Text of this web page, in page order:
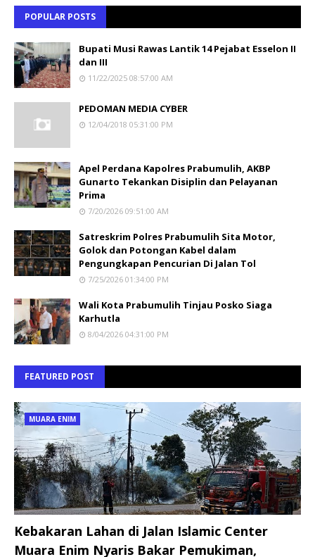
POPULAR POSTS
Bupati Musi Rawas Lantik 14 Pejabat Esselon II
dan III
11/22/2025 08:57:00 AM
PEDOMAN MEDIA CYBER
12/04/2018 05:31:00 PM
Apel Perdana Kapolres Prabumulih, AKBP
Gunarto Tekankan Disiplin dan Pelayanan
Prima
7/20/2026 09:51:00 AM
Satreskrim Polres Prabumulih Sita Motor,
Golok dan Potongan Kabel dalam
Pengungkapan Pencurian Di Jalan Tol
7/25/2026 01:34:00 PM
Wali Kota Prabumulih Tinjau Posko Siaga
Karhutla
8/04/2026 04:31:00 PM
FEATURED POST
MUARA ENIM
Kebakaran Lahan di Jalan Islamic Center
Muara Enim Nyaris Bakar Pemukiman,